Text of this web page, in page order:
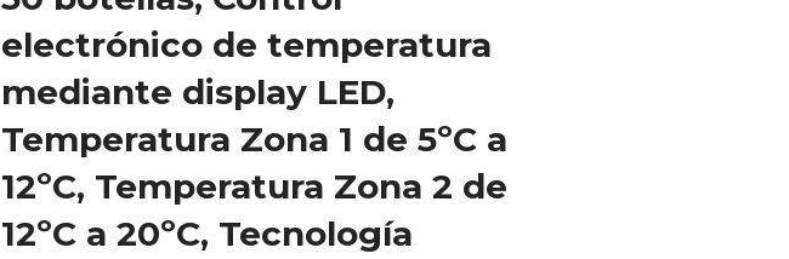
electrónico de temperatura
mediante display LED,
Temperatura Zona 1 de 5ºC a
12ºC, Temperatura Zona 2 de
12ºC a 20ºC, Tecnología